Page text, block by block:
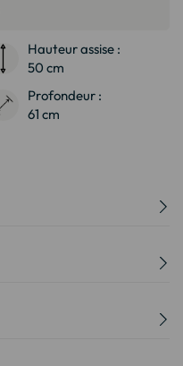
Hauteur assise :
50 cm
Profondeur :
61 cm